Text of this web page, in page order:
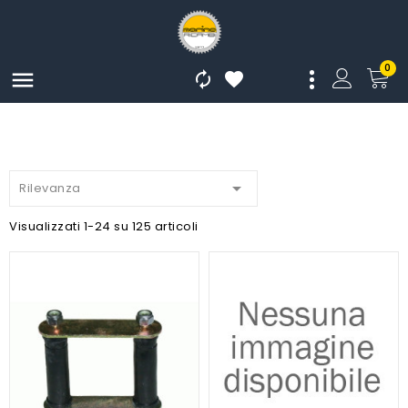
 0


Rilevanza 
Visualizzati 1-24 su 125 articoli